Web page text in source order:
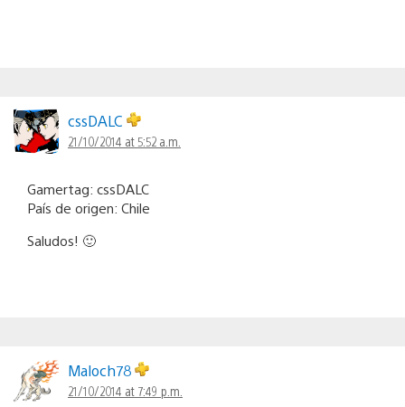
cssDALC
21/10/2014 at 5:52 a.m.
Gamertag: cssDALC
País de origen: Chile
Saludos! 🙂
Maloch78
21/10/2014 at 7:49 p.m.